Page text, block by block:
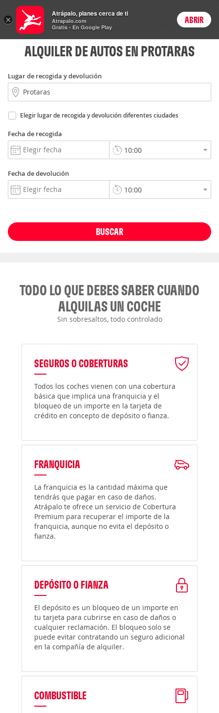
Rent
a Car Login
ALQUILER DE AUTOS EN PROTARAS
Lugar de recogida y devolución
Elegir lugar de recogida y devolución diferentes ciudades
Fecha de recogida
Fecha de devolución
BUSCAR
TODO LO QUE DEBES SABER CUANDO
ALQUILAS UN COCHE
Sin sobresaltos, todo controlado
SEGUROS O COBERTURAS
Todos los coches vienen con una cobertura
básica que implica una franquicia y el
bloqueo de un importe en la tarjeta de
crédito en concepto de depósito o fianza.
FRANQUICIA
La franquicia es la cantidad máxima que
tendrás que pagar en caso de daños.
Atrápalo te ofrece un servicio de Cobertura
Premium para recuperar el importe de la
franquicia, aunque no evita el depósito o
fianza.
DEPÓSITO O FIANZA
El depósito es un bloqueo de un importe en
tu tarjeta para cubrirse en caso de daños o
cualquier reclamación. El bloqueo solo se
puede evitar contratando un seguro adicional
en la compañía de alquiler.
COMBUSTIBLE
×
Atrápalo, planes cerca de ti
Atrapalo.com
Gratis - En Google Play
ABRIR